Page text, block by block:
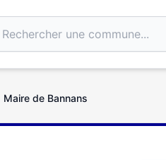
Maire de Bannans